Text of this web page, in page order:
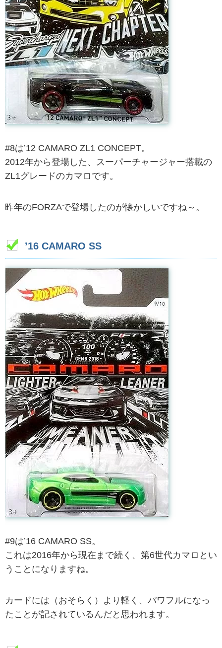
#8は’12 CAMARO ZL1 CONCEPT。
2012年から登場した、スーパーチャージャー搭載の
ZL1グレードのカマロです。
昨年のFORZAで登場したのが懐かしいですね～。
’16 CAMARO SS
#9は’16 CAMARO SS。
これは2016年から現在まで続く、第6世代カマロとい
うことになりますね。
カードには（おそらく）より軽く、パワフルになっ
たことが記されているんだと思われます。